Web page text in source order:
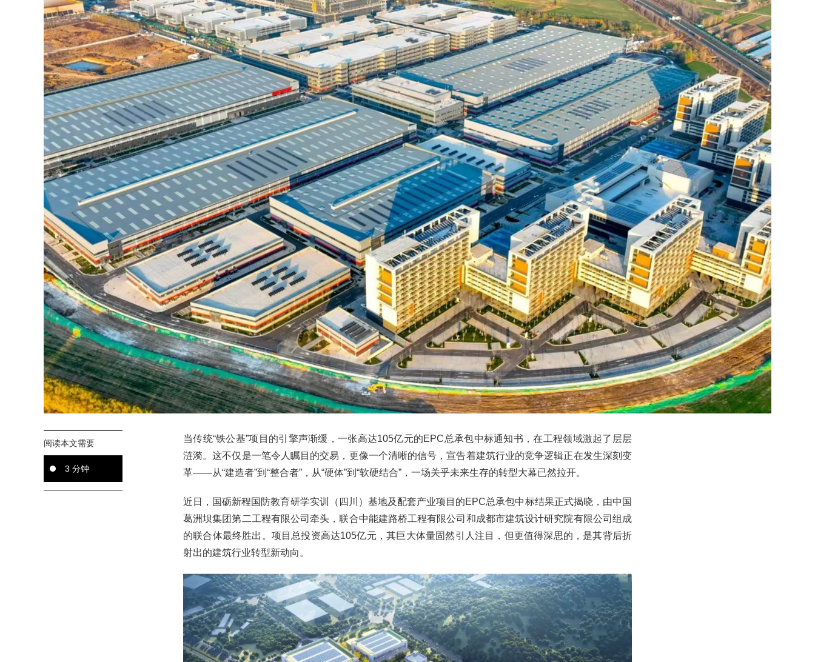
阅读本文需要
3 分钟
当传统“铁公基”项目的引擎声渐缓，一张高达105亿元的EPC总承包中标通知书，在工程领域激起了层层
涟漪。这不仅是一笔令人瞩目的交易，更像一个清晰的信号，宣告着建筑行业的竞争逻辑正在发生深刻变
革——从“建造者”到“整合者”，从“硬体”到“软硬结合”，一场关乎未来生存的转型大幕已然拉开。
近日，国砺新程国防教育研学实训（四川）基地及配套产业项目的EPC总承包中标结果正式揭晓，由中国
葛洲坝集团第二工程有限公司牵头，联合中能建路桥工程有限公司和成都市建筑设计研究院有限公司组成
的联合体最终胜出。项目总投资高达105亿元，其巨大体量固然引人注目，但更值得深思的，是其背后折
射出的建筑行业转型新动向。